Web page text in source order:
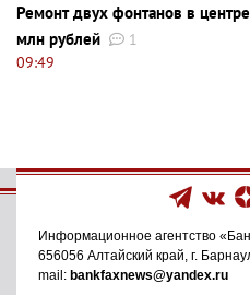
Ремонт двух фонтанов в
млн рублей
1
09:49
Информационное агентство
656056 Алтайский край, г.
mail: bankfaxnews@yandex.ru